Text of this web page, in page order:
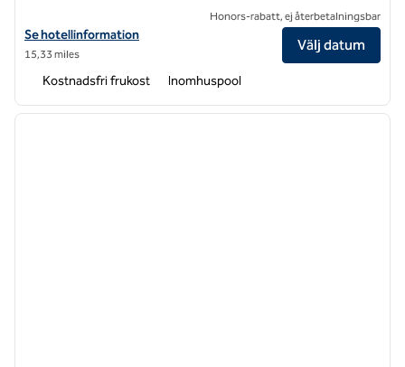
Visa hotelldetaljer för Hampton Inn & Suites Raleigh Downtown
Se hotellinformation
15,33 miles
Honors-rabatt, ej återbetalningsbar
Välj datum
Kostnadsfri frukost Inomhuspool
1 av 12
nästa